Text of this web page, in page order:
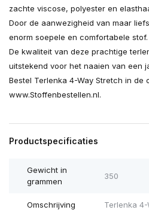
zachte viscose, polyester en
Door de aanwezigheid van maar
enorm soepele en comfortabele stof.
De kwaliteit van deze prachtige
uitstekend voor het naaien van een
Bestel Terlenka 4-Way Stretch in de
www.Stoffenbestellen.nl.
Productspecificaties
Gewicht in
grammen
350
Omschrijving Terlenka